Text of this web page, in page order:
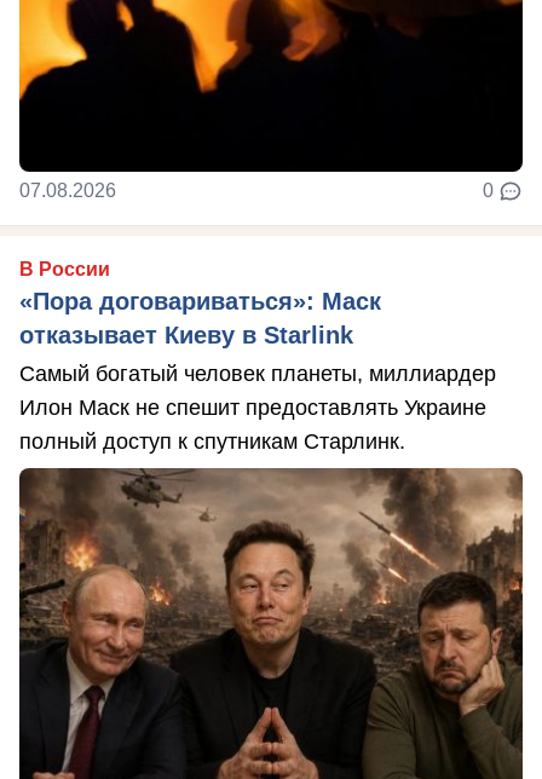
07.08.2026 0
В России
«Пора договариваться»: Маск
отказывает Киеву в Starlink
Самый богатый человек планеты, миллиардер
Илон Маск не спешит предоставлять Украине
полный доступ к спутникам Старлинк.